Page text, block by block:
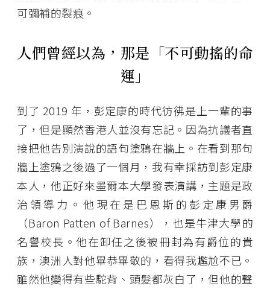
可彌補的裂痕。
人們曾經以為，那是「不可動搖的命
運」
到了 2019 年，彭定康的時代彷彿是上一輩的事
了，但是顯然香港人並沒有忘記。因為抗議者直
接把他告別演說的語句塗鴉在牆上。在看到那句
牆上塗鴉之後過了一個月，我有幸採訪到彭定康
本人，他正好來墨爾本大學發表演講，主題是政
治領導力。他現在是巴恩斯的彭定康男爵
（Baron Patten of Barnes），也是牛津大學的
名譽校長。他在卸任之後被冊封為有爵位的貴
族，澳洲人對他畢恭畢敬的，看得我尷尬不已。
雖然他變得有些駝背、頭髮都灰白了，但他的聲